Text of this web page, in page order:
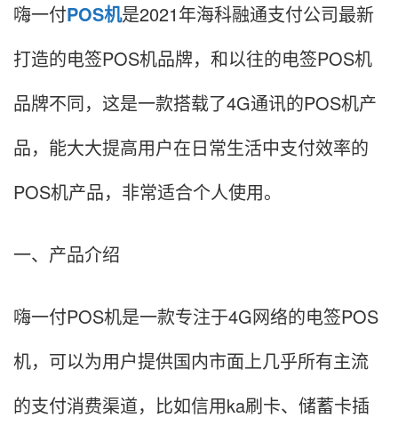
嗨一付POS机是2021年海科融通支付公司最新
打造的电签POS机品牌，和以往的电签POS机
品牌不同，这是一款搭载了4G通讯的POS机产
品，能大大提高用户在日常生活中支付效率的
POS机产品，非常适合个人使用。
一、产品介绍
嗨一付POS机是一款专注于4G网络的电签POS
机，可以为用户提供国内市面上几乎所有主流
的支付消费渠道，比如信用ka刷卡、储蓄卡插